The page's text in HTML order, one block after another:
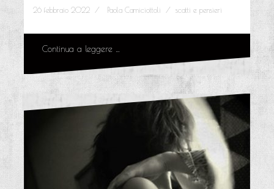
26 febbraio 2022 Paola Camiciottoli scatti e pensieri
Continua a leggere …